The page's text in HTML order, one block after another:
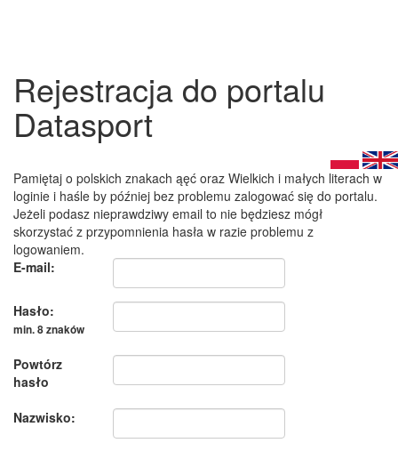
Rejestracja do portalu
Datasport
Pamiętaj o polskich znakach ąęć oraz Wielkich i małych literach w
loginie i haśle by później bez problemu zalogować się do portalu.
Jeżeli podasz nieprawdziwy email to nie będziesz mógł
skorzystać z przypomnienia hasła w razie problemu z
logowaniem.
E-mail:
Hasło:
min. 8 znaków
Powtórz
hasło
Nazwisko: